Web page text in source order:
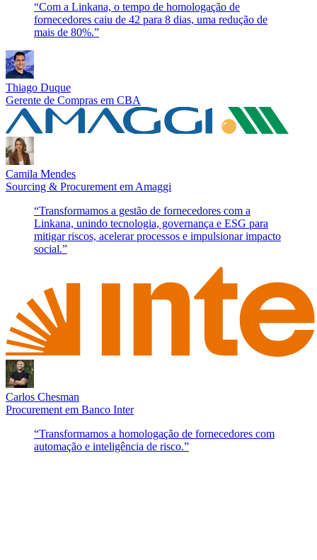
“Com a Linkana, o tempo de homologação de
fornecedores caiu de 42 para 8 dias, uma redução de
mais de 80%.”
Thiago Duque
Gerente de Compras em CBA
Camila Mendes
Sourcing & Procurement em Amaggi
“Transformamos a gestão de fornecedores com a
Linkana, unindo tecnologia, governança e ESG para
mitigar riscos, acelerar processos e impulsionar impacto
social.”
Carlos Chesman
Procurement em Banco Inter
“Transformamos a homologação de fornecedores com
automação e inteligência de risco.”